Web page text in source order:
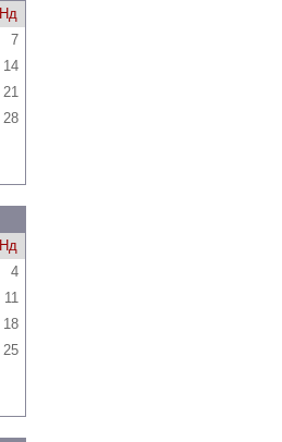
Нд
7
14
21
28
Нд
4
11
18
25